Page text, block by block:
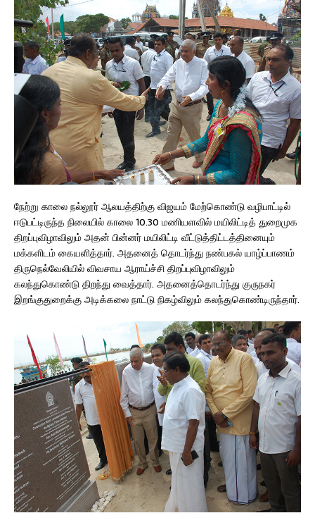
நேற்று காலை நல்லூர் ஆலயத்திற்கு விஜயம் மேற்கொண்டு வழிபாட்டில்
ஈடுபட்டிருந்த நிலையில் காலை 10.30 மணியளவில் மயிலிட்டித் துறைமுக
திறப்புவிழாவிலும் அதன் பின்னர் மயிலிட்டி வீட்டுத்திட்டத்தினையும்
மக்களிடம் கையளித்தார். அதனைத் தொடர்ந்து நண்பகல் யாழ்ப்பாணம்
திருநெல்வேலியில் விவசாய ஆராய்ச்சி திறப்புவிழாவிலும்
கலந்துகொண்டு திறந்து வைத்தார். அதனைத்தொடர்ந்து குருநகர்
இறங்குதுறைக்கு அடிக்கலை நாட்டு நிகழ்விலும் கலந்துகொண்டிருந்தார்.